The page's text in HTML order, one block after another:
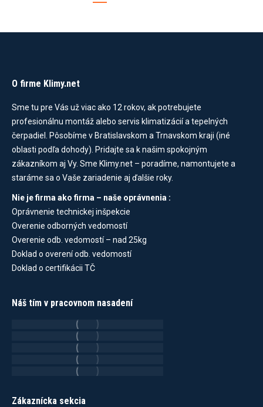
O firme Klimy.net
Sme tu pre Vás už viac ako 12 rokov, ak potrebujete
profesionálnu montáž alebo servis klimatizácií a tepelných
čerpadiel. Pôsobíme v Bratislavskom a Trnavskom kraji (iné
oblasti podľa dohody). Pridajte sa k našim spokojným
zákazníkom aj Vy. Sme Klimy.net – poradíme, namontujete a
staráme sa o Vaše zariadenie aj ďalšie roky.
Nie je firma ako firma – naše oprávnenia :
Oprávnenie technickej inšpekcie
Overenie odborných vedomostí
Overenie odb. vedomostí – nad 25kg
Doklad o overení odb. vedomostí
Doklad o certifikácii TČ
Náš tím v pracovnom nasadení
Zákaznícka sekcia